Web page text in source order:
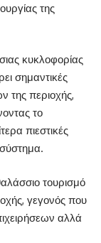
της
κυκλοφορίας
σημαντικές
της περιοχής,
το
πιεστικές
τουρισμό
γεγονός που
αλλά